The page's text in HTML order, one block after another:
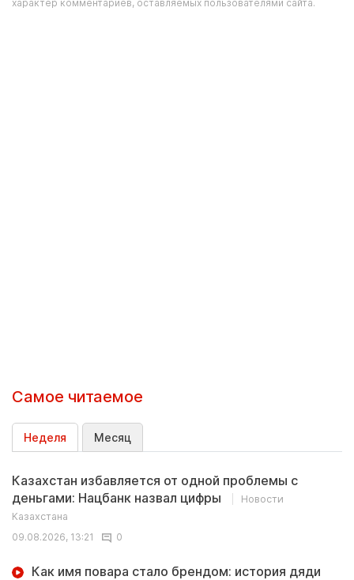
характер комментариев, оставляемых пользователями сайта.
Самое читаемое
Неделя Месяц
Казахстан избавляется от одной проблемы с
деньгами: Нацбанк назвал цифры
Новости
Казахстана
09.08.2026, 13:21
0
Как имя повара стало брендом: история дяди